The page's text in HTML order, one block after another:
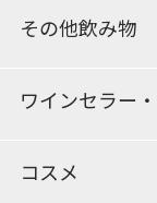
その他飲み物
ワインセラー
コスメ